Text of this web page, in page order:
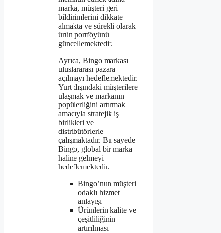
marka, müşteri geri
bildirimlerini dikkate
almakta ve sürekli olarak
ürün portföyünü
güncellemektedir.
Ayrıca, Bingo markası
uluslararası pazara
açılmayı hedeflemektedir.
Yurt dışındaki müşterilere
ulaşmak ve markanın
popülerliğini artırmak
amacıyla stratejik iş
birlikleri ve
distribütörlerle
çalışmaktadır. Bu sayede
Bingo, global bir marka
haline gelmeyi
hedeflemektedir.
Bingo’nun müşteri
odaklı hizmet
anlayışı
Ürünlerin kalite ve
çeşitliliğinin
artırılması